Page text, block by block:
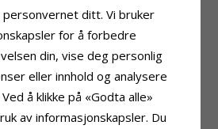
Farge: Hvit
Størrelse
Diameter:
12,0 mm
ditt. Vi bruker
for å forbedre
din, vise deg personlig
eller innhold og analysere
å klikke på «Godta alle»
av informasjonskapsler. Du